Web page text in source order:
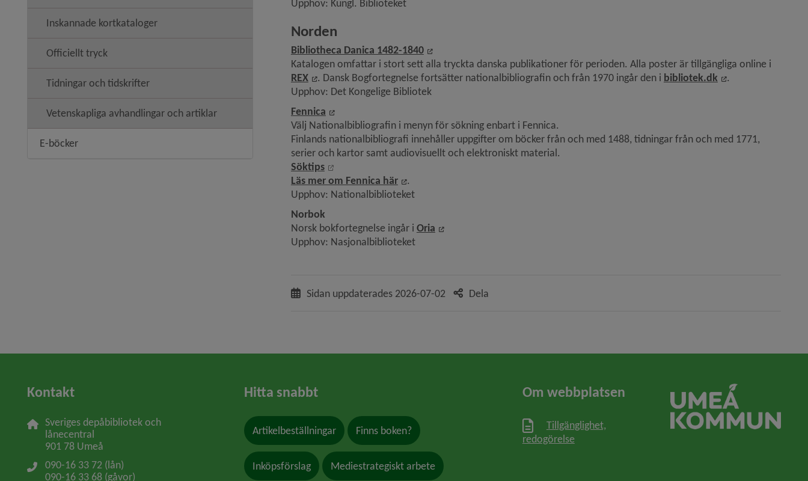
Inskannade kortkataloger
Officiellt tryck
Tidningar och tidskrifter
Vetenskapliga avhandlingar och artiklar
E-böcker
Upphov: Kungl. Biblioteket
Norden
Bibliotheca Danica 1482-1840
Länk till annan webbplats, öppnas i nytt fönster.
Länk till annan webbplats.
REX
Länk till annan webbplats, öppnas i nytt fönster.
. Dansk Bogfortegnelse fortsätter nationalbibliografin och från 1970 ingår den i bibliotek.dk Länk till annan
.
Upphov: Det Kongelige Bibliotek
Fennica
Länk till annan webbplats, öppnas i nytt fönster.
Välj Nationalbibliografin i menyn för sökning enbart i Fennica.
Finlands nationalbibliografi innehåller uppgifter om böcker från och med 1488, tidningar från och med 1771,
serier och kartor samt audiovisuellt och elektroniskt material.
Söktips
Länk till annan webbplats, öppnas i nytt fönster.
Läs mer om Fennica här
Länk till annan webbplats, öppnas i nytt fönster.
.
Upphov: Nationalbiblioteket
Norbok
Norsk bokfortegnelse ingår i Oria
Länk till annan webbplats, öppnas i nytt fönster.
Upphov: Nasjonalbiblioteket
Sidan uppdaterades 2026-07-02 Dela
Kontakt
Sveriges depåbibliotek och
lånecentral
901 78 Umeå
090-16 33 72 (lån)
090-16 33 68 (gåvor)
Hitta snabbt
Artikelbeställningar Finns boken?
Inköpsförslag Mediestrategiskt arbete
Om webbplatsen
Tillgänglighet,
redogörelse